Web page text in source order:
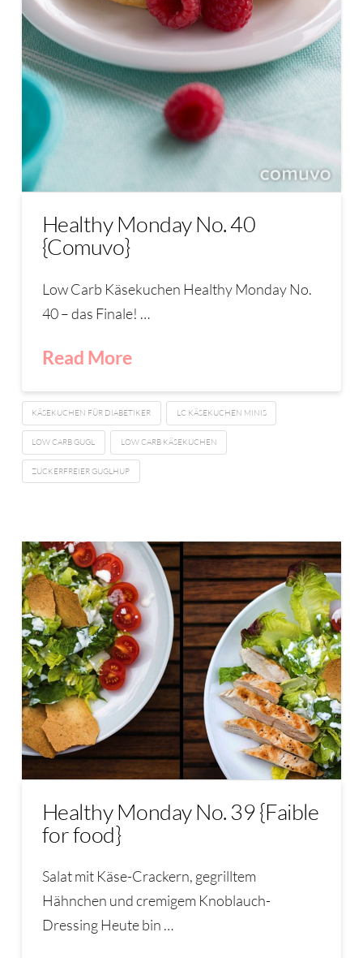
Healthy Monday No. 40
{Comuvo}
Low Carb Käsekuchen Healthy Monday No.
40 – das Finale! …
Read More
KÄSEKUCHEN FÜR DIABETIKER LC KÄSEKUCHEN MINIS
LOW CARB GUGL LOW CARB KÄSEKUCHEN
ZUCKERFREIER GUGLHUP
Healthy Monday No. 39 {Faible
for food}
Salat mit Käse-Crackern, gegrilltem
Hähnchen und cremigem Knoblauch-
Dressing Heute bin …